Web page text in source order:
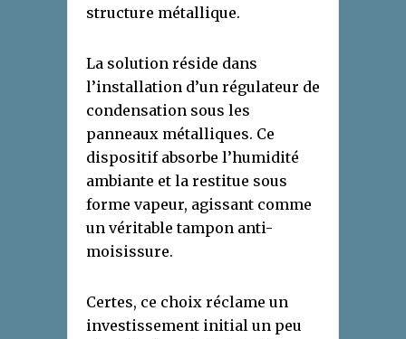
structure métallique.
La solution réside dans
l’installation d’un régulateur de
condensation sous les
panneaux métalliques. Ce
dispositif absorbe l’humidité
ambiante et la restitue sous
forme vapeur, agissant comme
un véritable tampon anti-
moisissure.
Certes, ce choix réclame un
investissement initial un peu